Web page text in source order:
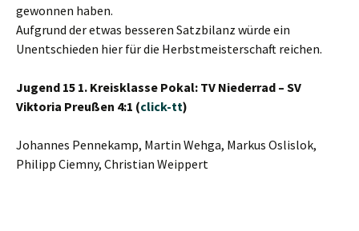
gewonnen haben.
Aufgrund der etwas besseren Satzbilanz würde ein
Unentschieden hier für die Herbstmeisterschaft reichen.
Jugend 15 1. Kreisklasse Pokal: TV Niederrad – SV
Viktoria Preußen 4:1 (click-tt)
Johannes Pennekamp, Martin Wehga, Markus Oslislok,
Philipp Ciemny, Christian Weippert